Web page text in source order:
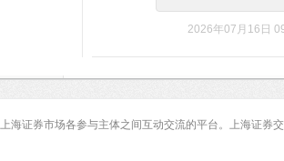
2026年07月16日
海证券市场各参与主体之间互动交流的平台。上海证券